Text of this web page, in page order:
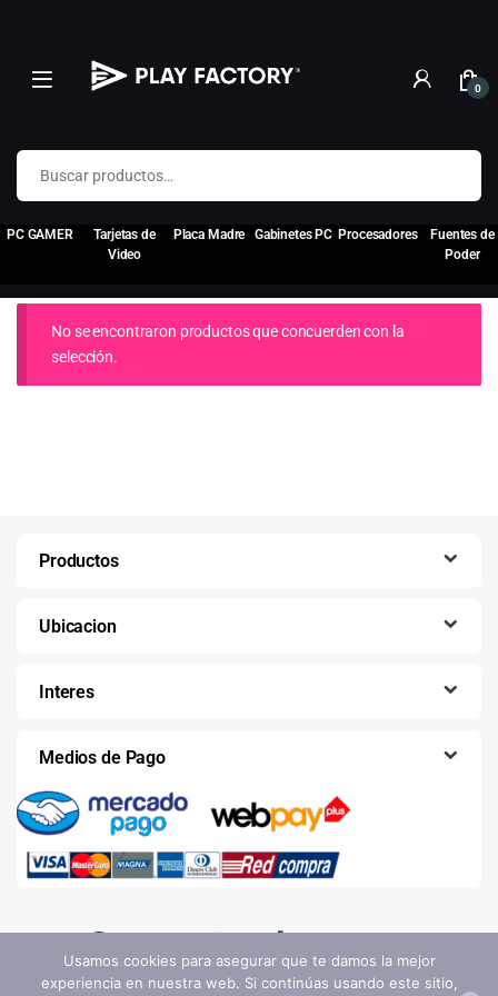
0
Buscar por:
PC GAMER
Tarjetas de
Video
Placa Madre Gabinetes PC Procesadores
Fuentes de
Poder
No se encontraron productos que concuerden con la
selección.
Productos
Ubicacion
Interes
Medios de Pago
Usamos cookies para asegurar que te damos la mejor
experiencia en nuestra web. Si continúas usando este sitio,